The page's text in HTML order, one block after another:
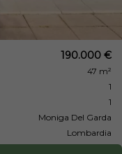
190.000 €
47 m²
1
1
Moniga Del Garda
Lombardia